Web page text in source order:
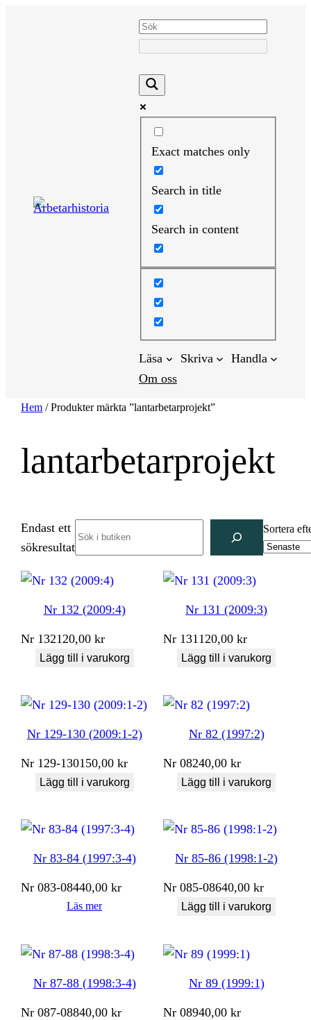
Exact matches only
Search in title
Search in content
Läsa Skriva
Handla
Om oss
Hem / Produkter märkta ”lantarbetarprojekt”
lantarbetarprojekt
Endast ett
sökresultat
Sortera
Nr 132 (2009:4)
Nr 132120,00kr
Lägg till i varukorg
Nr 131 (2009:3)
Nr 131 120,00kr
Lägg till i varukorg
Nr 129-130 (2009:1-2)
Nr 129-130150,00kr
Lägg till i varukorg
Nr 82 (1997:2)
Nr 08240,00kr
Lägg till i varukorg
Nr 83-84 (1997:3-4)
Nr 083-08440,00kr
Läs mer
Nr 85-86 (1998:1-2)
Nr 085-08640,00kr
Lägg till i varukorg
Nr 87-88 (1998:3-4)
Nr 087-08840,00kr
Nr 89 (1999:1)
Nr 08940,00kr